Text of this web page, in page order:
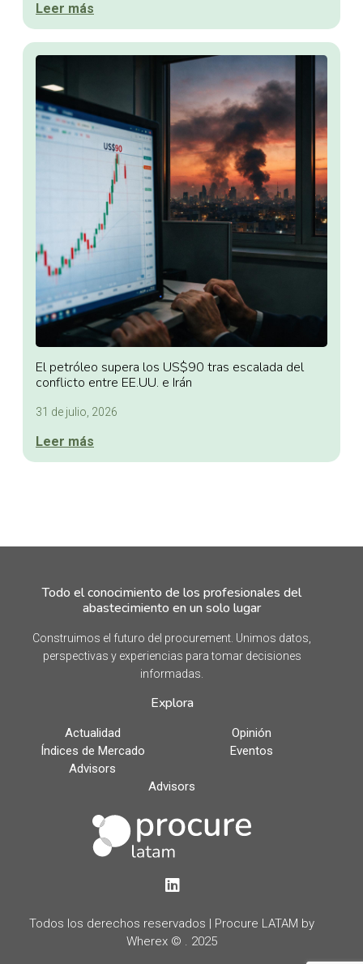
Leer más
El petróleo supera los US$90 tras escalada del
conflicto entre EE.UU. e Irán
31 de julio, 2026
Leer más
Todo el conocimiento de los profesionales del
abastecimiento en un solo lugar
Construimos el futuro del procurement. Unimos datos,
perspectivas y experiencias para tomar decisiones
informadas.
Explora
Actualidad
Opinión
Índices de Mercado
Eventos
Advisors
Advisors
LinkedIn
Todos los derechos reservados | Procure LATAM by
Wherex © . 2025